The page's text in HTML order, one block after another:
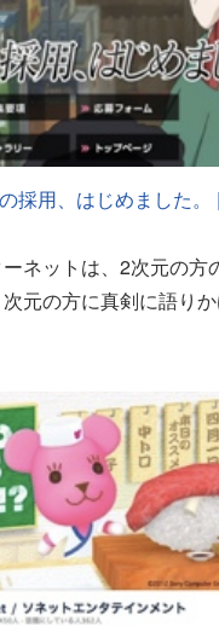
採用、はじめました。
ーネットは、2次元の方
元の方に真剣に語り